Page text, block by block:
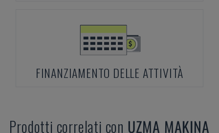
FINANZIAMENTO DELLE ATTIVITÀ
Prodotti correlati con UZMA MAKINA